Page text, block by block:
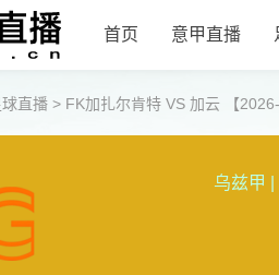
首页 意甲直播
球直播 > FK加扎尔肯特 VS 加云 【
乌兹甲